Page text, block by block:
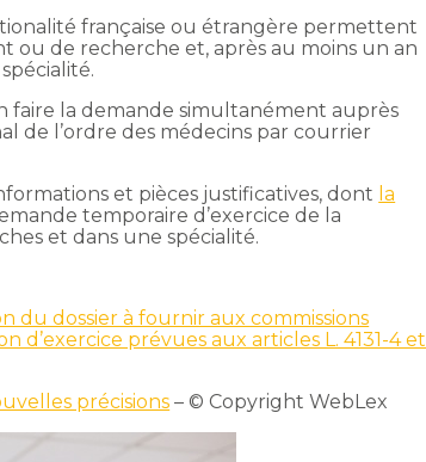
française ou étrangère permettent
ou de recherche et, après au moins un an
faire la demande simultanément auprès
de l’ordre des médecins par courrier
et pièces justificatives, dont la
temporaire d’exercice de la
et dans une spécialité.
du dossier à fournir aux commissions
d’exercice prévues aux articles L. 4131-4 et
précisions – © Copyright WebLex